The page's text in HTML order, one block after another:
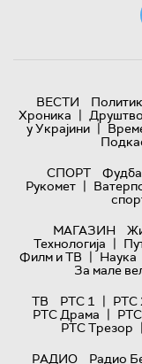
ВЕСТИ
Хроника | Друштво
у Украјини |
СПОРТ
Рукомет |
МАГАЗИН
Технологијa |
Филм и ТВ | Наука
За мале
ТВ
РТС 1 | РТС
РТС Драма |
РТС Трезор |
РАДИО
Радио